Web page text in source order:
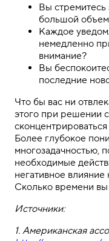
Вы
большой
Каждое
немедленно
внимание?
Вы
последние
Что бы вас ни
этого при решении
Более глубокое
многозадачностью,
необходимые
негативное
Сколько времени
Источники:
1. Американская